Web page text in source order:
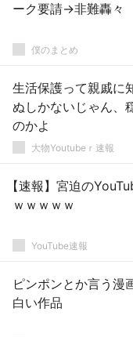
ーク要請→非難轟々
僕のまとめ
生活保護って親戚に
ぬしかないじゃん、
のかよ
大物Youtubeｒ速報
【速報】宮迫の
ｗｗｗｗｗ
YouTube速報
ピンポンとか言う漫
白い作品